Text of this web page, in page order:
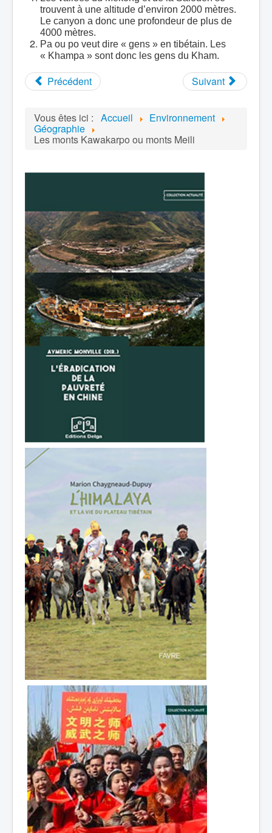
trouvent à une altitude d’environ 2000 mètres.
Le canyon a donc une profondeur de plus de
4000 mètres.
Pa ou po veut dire « gens » en tibétain. Les
« Khampa » sont donc les gens du Kham.
Précédent Suivant
Vous êtes ici : Accueil Environnement
Géographie
Les monts Kawakarpo ou monts Meili